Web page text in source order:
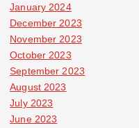
January 2024
December 2023
November 2023
October 2023
September 2023
August 2023
July 2023
June 2023